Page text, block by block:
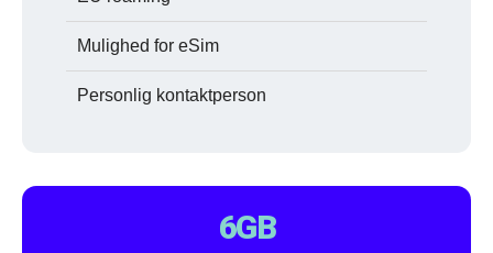
Mulighed for eSim
Personlig kontaktperson
6GB